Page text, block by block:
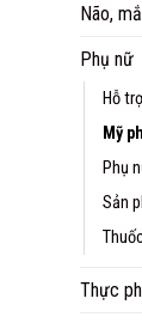
Não,
Phụ nữ
Hỗ
Mỹ
Phụ
Sản
Thực